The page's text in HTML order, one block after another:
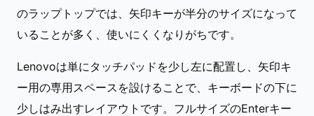
のラップトップでは、矢印キーが半分のサイズになって
いることが多く、使いにくくなりがちです。
Lenovoは単にタッチパッドを少し左に配置し、矢印キ
ー用の専用スペースを設けることで、キーボードの下に
少しはみ出すレイアウトです。フルサイズのEnterキー